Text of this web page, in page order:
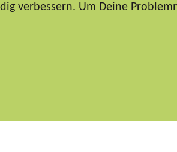
verbessern. Um Deine